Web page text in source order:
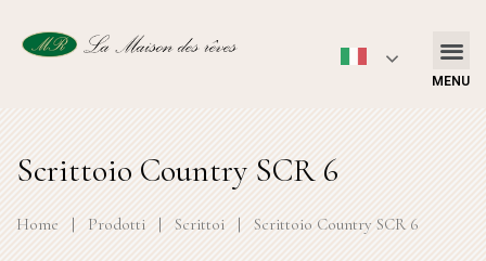
MENU
Scrittoio Country SCR 6
Home | Prodotti | Scrittoi | Scrittoio Country SCR 6